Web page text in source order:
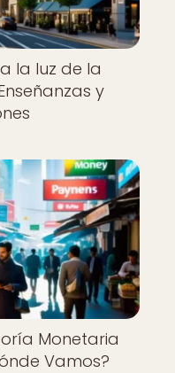
la luz de la
y
Monetaria
Vamos?